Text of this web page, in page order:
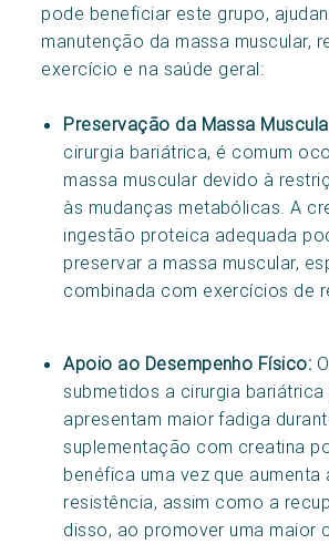
pode beneficiar este grupo,
manutenção da massa muscular,
exercício e na saúde geral:
Preservação da Massa
cirurgia bariátrica, é comum
massa muscular devido à
às mudanças metabólicas. A
ingestão proteica adequada
preservar a massa muscular,
combinada com exercícios de
Apoio ao Desempenho Físico:
submetidos a cirurgia bariátrica
apresentam maior fadiga
suplementação com creatina
benéfica uma vez que aumenta
resistência, assim como a
disso, ao promover uma maior